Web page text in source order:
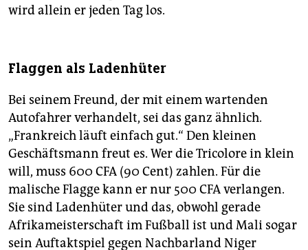
wird allein er jeden Tag los.
Flaggen als Ladenhüter
Bei seinem Freund, der mit einem wartenden
Autofahrer verhandelt, sei das ganz ähnlich.
„Frankreich läuft einfach gut.“ Den kleinen
Geschäftsmann freut es. Wer die Tricolore in klein
will, muss 600 CFA (90 Cent) zahlen. Für die
malische Flagge kann er nur 500 CFA verlangen.
Sie sind Ladenhüter und das, obwohl gerade
Afrikameisterschaft im Fußball ist und Mali sogar
sein Auftaktspiel gegen Nachbarland Niger